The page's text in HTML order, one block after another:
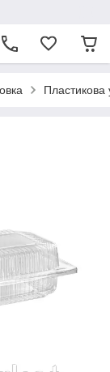
Пластикова